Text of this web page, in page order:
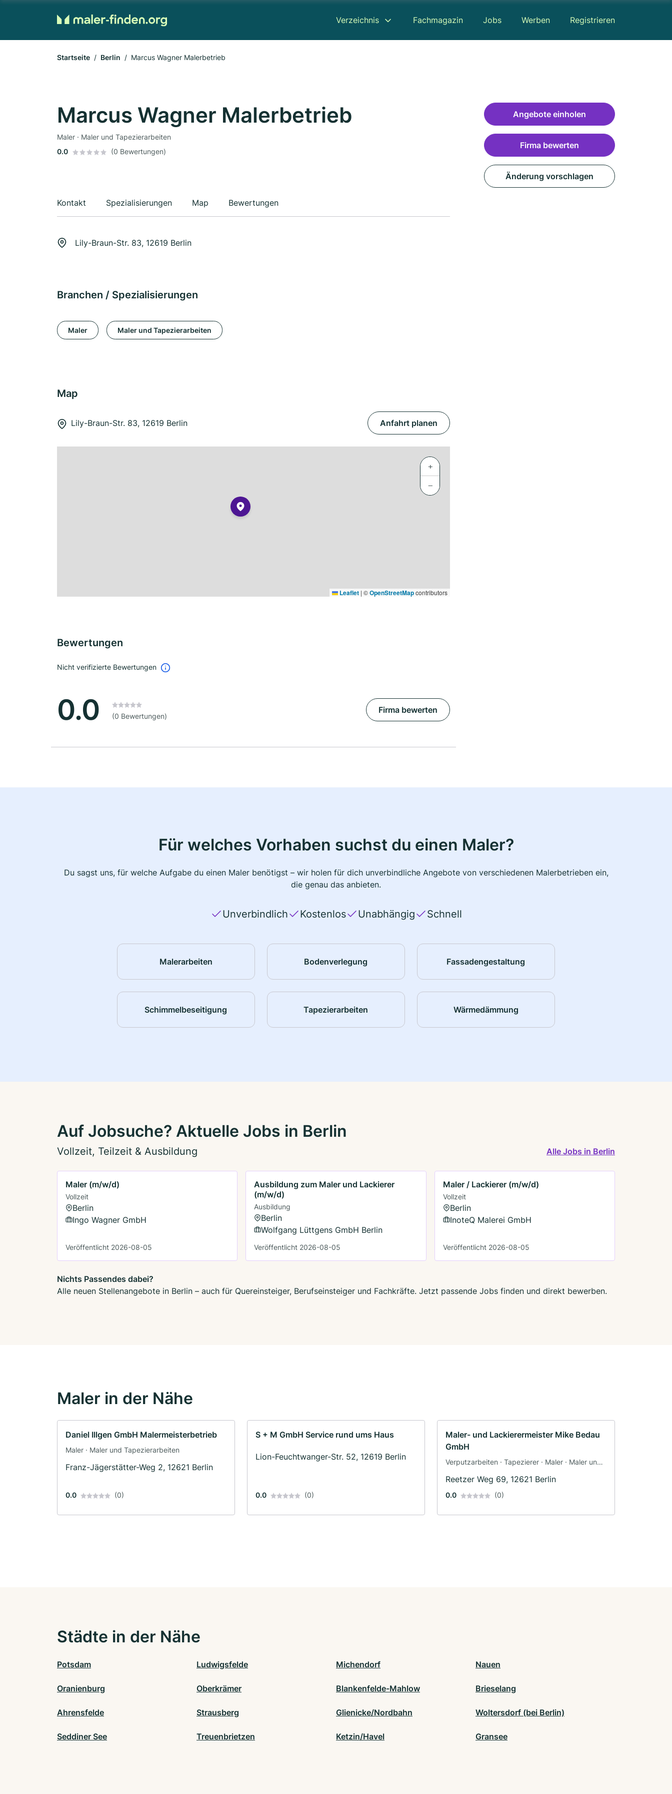
Verzeichnis Fachmagazin Jobs Werben Registrieren
Startseite Berlin Marcus Wagner Malerbetrieb
Marcus Wagner Malerbetrieb
Maler · Maler und Tapezierarbeiten
0.0
(0 Bewertungen)
Kontakt Spezialisierungen Map Bewertungen
Lily-Braun-Str. 83, 12619 Berlin
Branchen / Spezialisierungen
Maler Maler und Tapezierarbeiten
Map
Lily-Braun-Str. 83, 12619 Berlin Anfahrt planen
+
−
Leaflet | ©OpenStreetMapcontributors
Bewertungen
Nicht verifizierte Bewertungen
0.0 (0 Bewertungen)
Firma bewerten
Angebote einholen
Firma bewerten
Änderung vorschlagen
Für welches Vorhaben suchst du einen Maler?
Du sagst uns, für welche Aufgabe du einen Maler benötigst – wir holen für dich unverbindliche Angebote von verschiedenen Malerbetrieben ein,
die genau das anbieten.
Unverbindlich Kostenlos Unabhängig Schnell
Malerarbeiten Bodenverlegung Fassadengestaltung
Schimmelbeseitigung Tapezierarbeiten Wärmedämmung
Auf Jobsuche? Aktuelle Jobs in Berlin
Vollzeit, Teilzeit & Ausbildung Alle Jobs in Berlin
Maler (m/w/d)
Vollzeit
Berlin
Ingo Wagner GmbH
Veröffentlicht 2026-08-05
Ausbildung zum Maler und Lackierer
(m/w/d)
Ausbildung
Berlin
Wolfgang Lüttgens GmbH Berlin
Veröffentlicht 2026-08-05
Maler / Lackierer (m/w/d)
Vollzeit
Berlin
InoteQ Malerei GmbH
Veröffentlicht 2026-08-05
Nichts Passendes dabei?
Alle neuen Stellenangebote in Berlin – auch für Quereinsteiger, Berufseinsteiger und Fachkräfte. Jetzt passende Jobs finden und direkt bewerben.
Maler in der Nähe
Daniel Illgen GmbH Malermeisterbetrieb
Maler · Maler und Tapezierarbeiten
Franz-Jägerstätter-Weg 2, 12621 Berlin
0.0 (0)
S + M GmbH Service rund ums Haus
Lion-Feuchtwanger-Str. 52, 12619 Berlin
0.0 (0)
Maler- und Lackierermeister Mike Bedau
GmbH
Verputzarbeiten · Tapezierer · Maler · Maler und
Reetzer Weg 69, 12621 Berlin
0.0 (0)
Städte in der Nähe
Potsdam Ludwigsfelde Michendorf Nauen
Oranienburg Oberkrämer Blankenfelde-Mahlow Brieselang
Ahrensfelde Strausberg Glienicke/Nordbahn Woltersdorf (bei Berlin)
Seddiner See Treuenbrietzen Ketzin/Havel Gransee